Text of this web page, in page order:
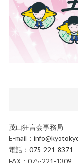
茂山狂言会事務局
E-mail：
電話： 075-221-8371
FAX：075-221-1309